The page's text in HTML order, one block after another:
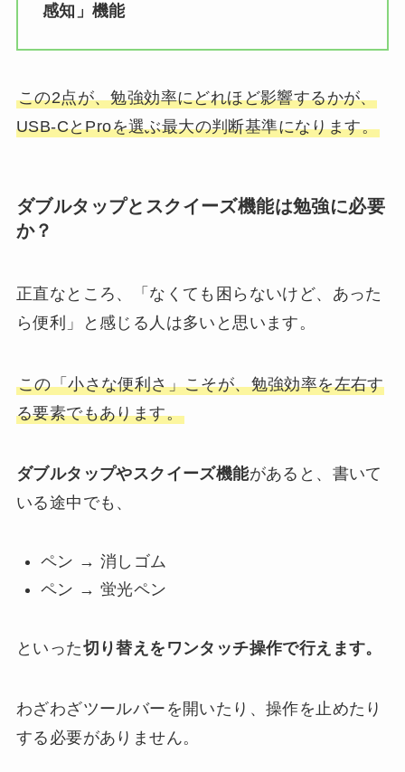
感知」機能
この2点が、勉強効率にどれほど影響するかが、
USB-CとProを選ぶ最大の判断基準になります。
ダブルタップとスクイーズ機能は勉強に必要
か？
正直なところ、「なくても困らないけど、あった
ら便利」と感じる人は多いと思います。
この「小さな便利さ」こそが、勉強効率を左右す
る要素でもあります。
ダブルタップやスクイーズ機能があると、書いて
いる途中でも、
ペン → 消しゴム
ペン → 蛍光ペン
といった切り替えをワンタッチ操作で行えます。
わざわざツールバーを開いたり、操作を止めたり
する必要がありません。